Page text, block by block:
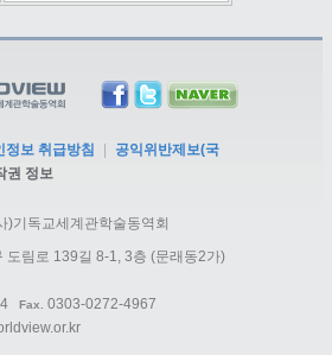
정보 취급방침
공익위반제보(국
권 정보
)기독교세계관학술동역회
도림로 139길 8-1, 3층 (문래동2가)
Fax. 0303-0272-4967